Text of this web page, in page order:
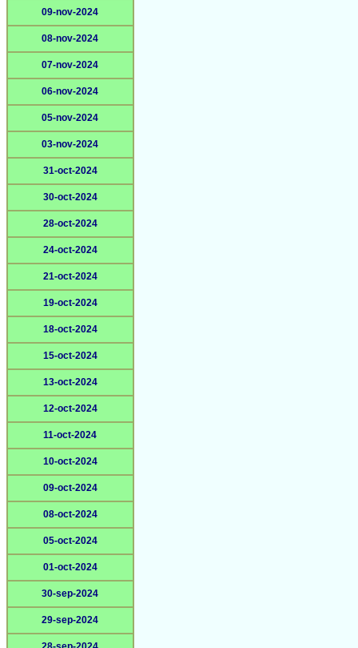
09-nov-2024
08-nov-2024
07-nov-2024
06-nov-2024
05-nov-2024
03-nov-2024
31-oct-2024
30-oct-2024
28-oct-2024
24-oct-2024
21-oct-2024
19-oct-2024
18-oct-2024
15-oct-2024
13-oct-2024
12-oct-2024
11-oct-2024
10-oct-2024
09-oct-2024
08-oct-2024
05-oct-2024
01-oct-2024
30-sep-2024
29-sep-2024